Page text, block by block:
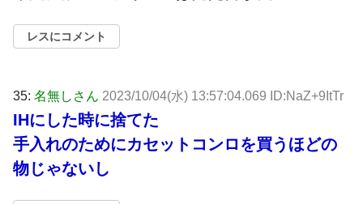
レスにコメント
35: 名無しさん 2023/10/04(水) 13:57:04.069 ID:NaZ+9ItTr
IHにした時に捨てた
手入れのためにカセットコンロを買うほどの
物じゃないし